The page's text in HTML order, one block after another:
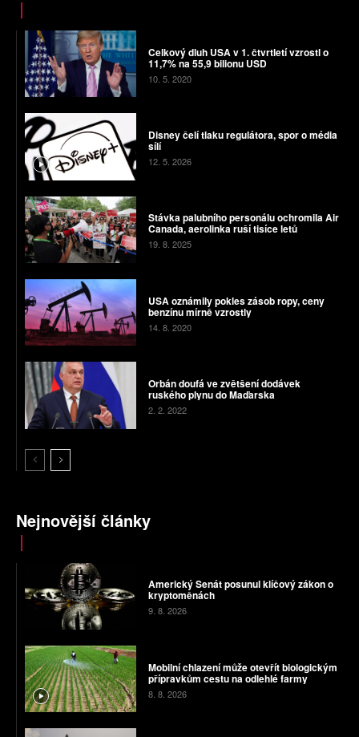
Celkový dluh USA v 1. čtvrtletí vzrostl o
11,7% na 55,9 bilionu USD
10. 5. 2020
Disney čelí tlaku regulátora, spor o média
sílí
12. 5. 2026
Stávka palubního personálu ochromila Air
Canada, aerolinka ruší tisíce letů
19. 8. 2025
USA oznámily pokles zásob ropy, ceny
benzínu mírně vzrostly
14. 8. 2020
Orbán doufá ve zvětšení dodávek
ruského plynu do Maďarska
2. 2. 2022
Nejnovější články
Americký Senát posunul klíčový zákon o
kryptoměnách
9. 8. 2026
Mobilní chlazení může otevřít biologickým
přípravkům cestu na odlehlé farmy
8. 8. 2026